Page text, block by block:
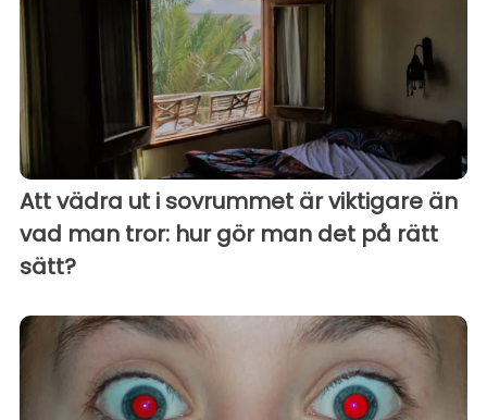
Att vädra ut i sovrummet är viktigare än
vad man tror: hur gör man det på rätt
sätt?